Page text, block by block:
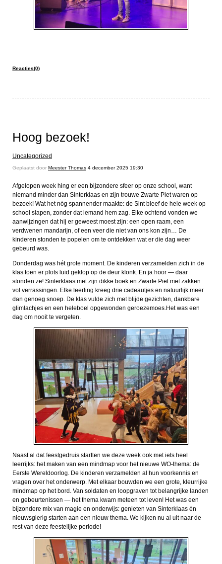
Reacties(0)
Hoog bezoek!
Uncategorized
Geplaatst door Meester Thomas 4 december 2025 19:30
Afgelopen week hing er een bijzondere sfeer op onze school, want
niemand minder dan Sinterklaas en zijn trouwe Zwarte Piet waren op
bezoek! Wat het nóg spannender maakte: de Sint bleef de hele week op
school slapen, zonder dat iemand hem zag. Elke ochtend vonden we
aanwijzingen dat hij er geweest moest zijn: een open raam, een
verdwenen mandarijn, of een veer die niet van ons kon zijn… De
kinderen stonden te popelen om te ontdekken wat er die dag weer
gebeurd was.
Donderdag was hét grote moment. De kinderen verzamelden zich in de
klas toen er plots luid geklop op de deur klonk. En ja hoor — daar
stonden ze! Sinterklaas met zijn dikke boek en Zwarte Piet met zakken
vol verrassingen. Elke leerling kreeg drie cadeautjes en natuurlijk meer
dan genoeg snoep. De klas vulde zich met blijde gezichten, dankbare
glimlachjes en een heleboel opgewonden geroezemoes.Het was een
dag om nooit te vergeten.
Naast al dat feestgedruis startten we deze week ook met iets heel
leerrijks: het maken van een mindmap voor het nieuwe WO-thema: de
Eerste Wereldoorlog. De kinderen verzamelden al hun voorkennis en
vragen over het onderwerp. Met elkaar bouwden we een grote, kleurrijke
mindmap op het bord. Van soldaten en loopgraven tot belangrijke landen
en gebeurtenissen — het thema kwam meteen tot leven! Het was een
bijzondere mix van magie en onderwijs: genieten van Sinterklaas én
nieuwsgierig starten aan een nieuw thema. We kijken nu al uit naar de
rest van deze feestelijke periode!